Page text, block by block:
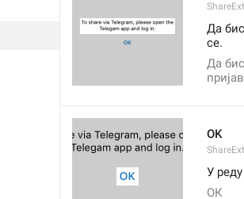
Да
се.
Да
OK
У реду
ОК